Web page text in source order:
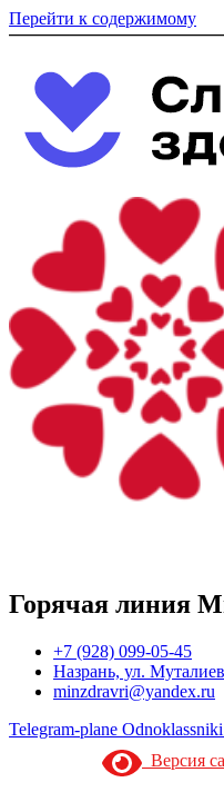
Перейти к содержимому
Горячая линия
+7 (928) 099-05-45
Назрань, ул.
minzdravri@yandex.ru
Telegram-plane Odnoklassniki
Версия